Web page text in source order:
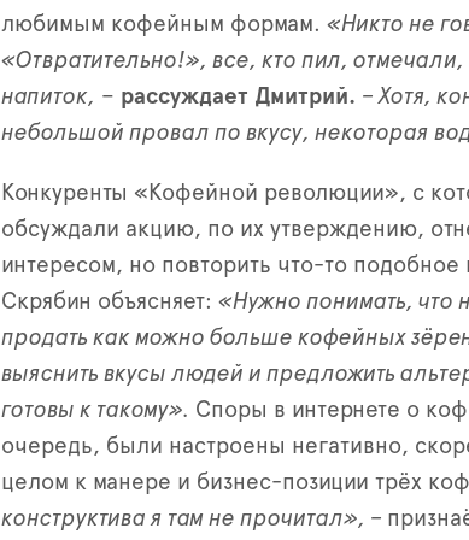
любимым кофейным формам. «Никто не
«Отвратительно!», все, кто пил,
напиток, – рассуждает Дмитрий. – Хотя,
небольшой провал по вкусу, некоторая
Конкуренты «Кофейной революции», с
обсуждали акцию, по их утверждению,
интересом, но повторить что-то подобное
Скрябин объясняет: «Нужно понимать, что
продать как можно больше кофейных
выяснить вкусы людей и предложить
готовы к такому». Споры в интернете о
очередь, были настроены негативно,
целом к манере и бизнес-позиции трёх
конструктива я там не прочитал», –